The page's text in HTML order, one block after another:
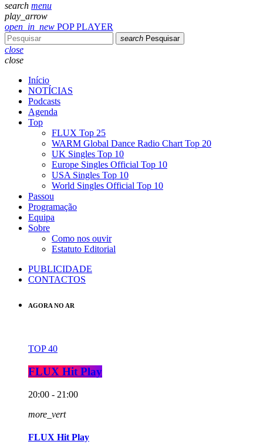
search menu
play_arrow
open_in_new POP PLAYER
search Pesquisar
close
close
Início
NOTÍCIAS
Podcasts
Agenda
Top
FLUX Top 25
WARM Global Dance Radio Chart Top 20
UK Singles Top 10
Europe Singles Official Top 10
USA Singles Top 10
World Singles Official Top 10
Passou
Programação
Equipa
Sobre
Como nos ouvir
Estatuto Editorial
PUBLICIDADE
CONTACTOS
AGORA NO AR
TOP 40
FLUX Hit Play
20:00 - 21:00
more_vert
FLUX Hit Play